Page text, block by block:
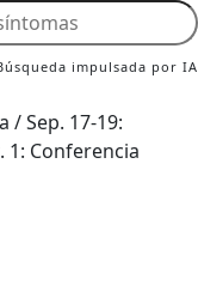
impulsada por IA
/ Sep. 17-19:
1: Conferencia